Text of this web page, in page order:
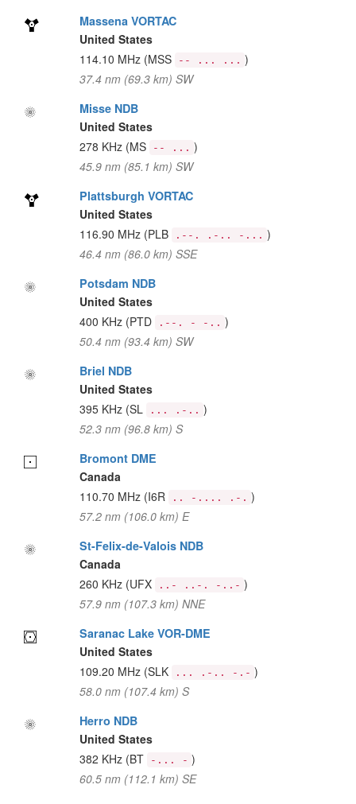
Massena VORTAC
United States
114.10 MHz (MSS -- ... ... )
37.4 nm (69.3 km) SW
Misse NDB
United States
278 KHz (MS -- ... )
45.9 nm (85.1 km) SW
Plattsburgh VORTAC
United States
116.90 MHz (PLB .--. .-.. -... )
46.4 nm (86.0 km) SSE
Potsdam NDB
United States
400 KHz (PTD .--. - -.. )
50.4 nm (93.4 km) SW
Briel NDB
United States
395 KHz (SL ... .-.. )
52.3 nm (96.8 km) S
Bromont DME
Canada
110.70 MHz (I6R .. -.... .-. )
57.2 nm (106.0 km) E
St-Felix-de-Valois NDB
Canada
260 KHz (UFX ..- ..-. -..- )
57.9 nm (107.3 km) NNE
Saranac Lake VOR-DME
United States
109.20 MHz (SLK ... .-.. -.- )
58.0 nm (107.4 km) S
Herro NDB
United States
382 KHz (BT -... - )
60.5 nm (112.1 km) SE